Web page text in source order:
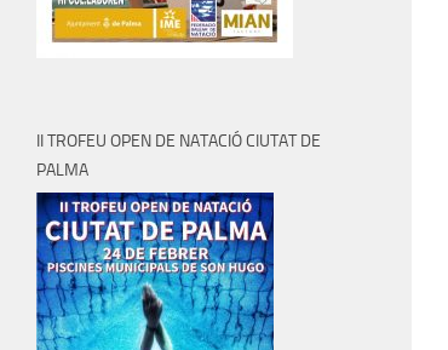
II TROFEU OPEN DE NATACIÓ CIUTAT DE
PALMA